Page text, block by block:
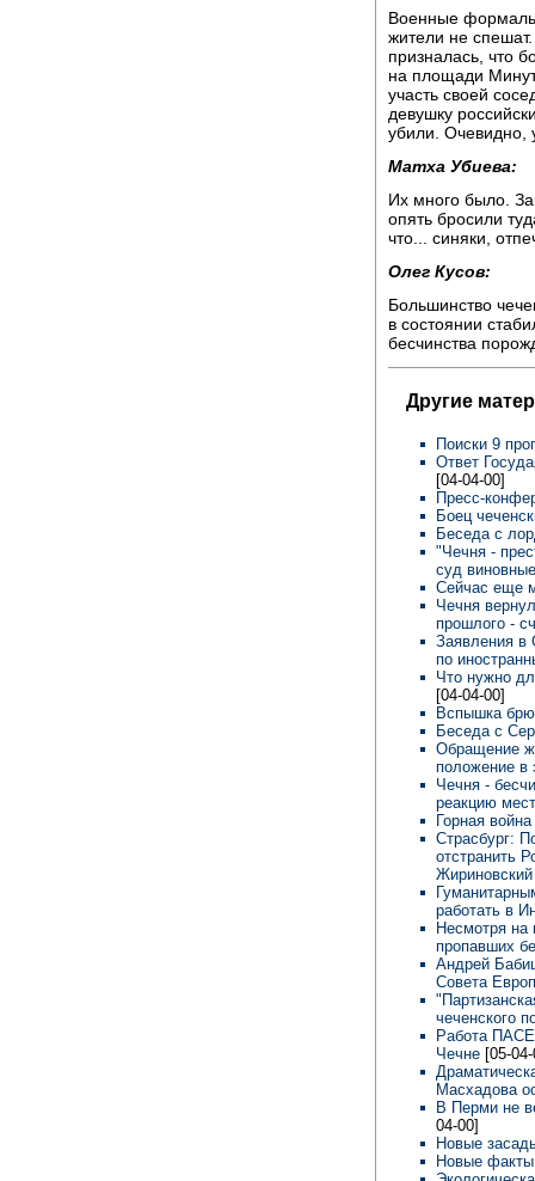
Военные
жители не
призналась, что
на площади
участь своей
девушку
убили. Очевидно,
Матха Убиева:
Их много было.
опять бросили
что... синяки,
Олег Кусов:
Большинство
в состоянии
бесчинства
Другие
Поиски 9
Ответ
[04-04-00]
Пресс-
Боец
Беседа с
"Чечня -
суд
Сейчас еще
Чечня
прошлого -
Заявления в
по
Что нужно
[04-04-00]
Вспышка
Беседа с
Обращение
положение в
Чечня -
реакцию
Горная
Страсбург:
отстранить
Жириновский
работать в
Несмотря на
пропавших
Андрей
Совета
чеченского
Работа
Чечне [05-
Масхадова
В Перми не
04-00]
Новые
Новые